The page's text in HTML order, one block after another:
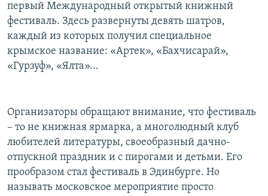
Все сайты РСЕ/РС
первый Международный открытый книжный
фестиваль. Здесь развернуты девять шатров,
каждый из которых получил специальное
крымское название: «Артек», «Бахчисарай»,
«Гурзуф», «Ялта»...
Организаторы обращают внимание, что фестиваль
– то не книжная ярмарка, а многолюдный клуб
любителей литературы, своеобразный дачно-
отпускной праздник и с пирогами и детьми. Его
прообразом стал фестиваль в Эдинбурге. Но
называть московское мероприятие просто